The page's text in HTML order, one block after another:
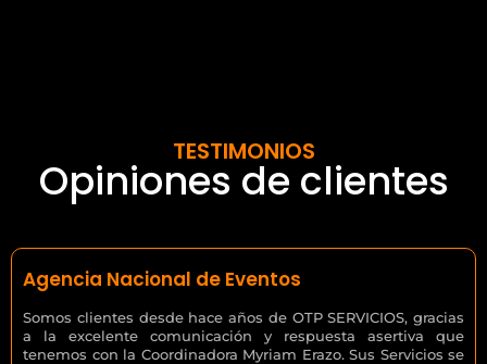
TESTIMONIOS
Opiniones de clientes
Agencia Nacional de Eventos
Somos clientes desde hace años de OTP SERVICIOS, gracias
a la excelente comunicación y respuesta asertiva que
tenemos con la Coordinadora Myriam Erazo. Sus Servicios se